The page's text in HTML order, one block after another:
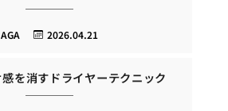
2026.04.21
AGA
を消すドライヤーテクニック